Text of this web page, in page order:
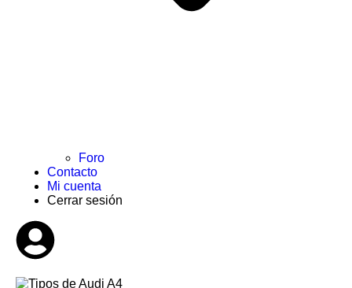
Foro
Contacto
Mi cuenta
Cerrar sesión